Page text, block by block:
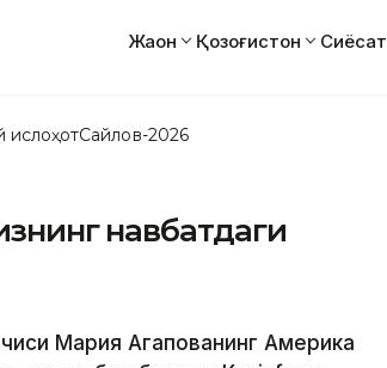
Жаҳон Қозоғистон Сиёсат
ислоҳотСайлов-2026
навбатдаги
Мария Агапованинг Америка